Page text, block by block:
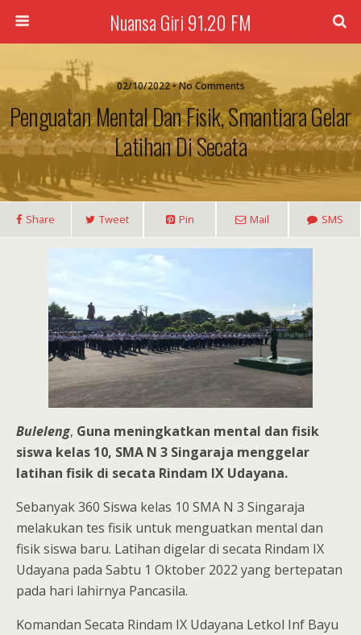
Nuansa Giri 91.20 FM
02/10/2022 • No Comments
Penguatan Mental Dan Fisik, Smantiara Gelar
Latihan Di Secata
Share Tweet Pin Mail SMS
Buleleng, Guna meningkatkan mental dan fisik
siswa kelas 10, SMA N 3 Singaraja menggelar
latihan fisik di secata Rindam IX Udayana.
Sebanyak 360 Siswa kelas 10 SMA N 3 Singaraja
melakukan tes fisik untuk menguatkan mental dan
fisik siswa baru. Latihan digelar di secata Rindam IX
Udayana pada Sabtu 1 Oktober 2022 yang bertepatan
pada hari lahirnya Pancasila.
Komandan Secata Rindam IX Udayana Letkol Inf Bayu